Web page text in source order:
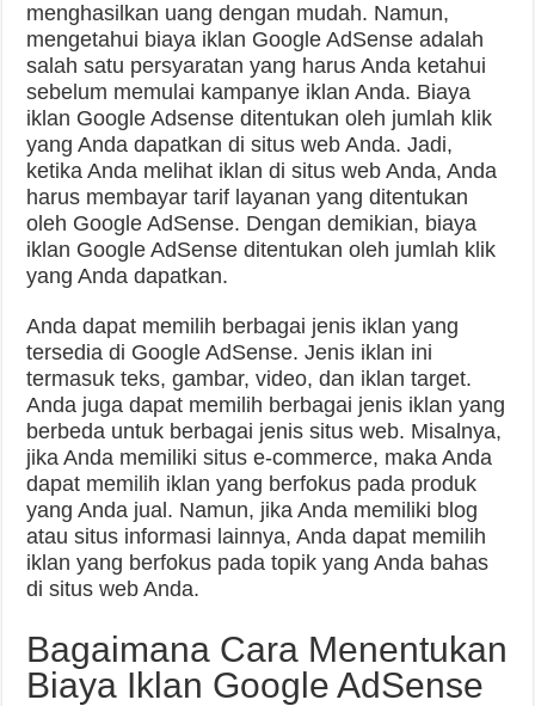
menghasilkan uang dengan mudah. Namun,
mengetahui biaya iklan Google AdSense adalah
salah satu persyaratan yang harus Anda ketahui
sebelum memulai kampanye iklan Anda. Biaya
iklan Google Adsense ditentukan oleh jumlah klik
yang Anda dapatkan di situs web Anda. Jadi,
ketika Anda melihat iklan di situs web Anda, Anda
harus membayar tarif layanan yang ditentukan
oleh Google AdSense. Dengan demikian, biaya
iklan Google AdSense ditentukan oleh jumlah klik
yang Anda dapatkan.
Anda dapat memilih berbagai jenis iklan yang
tersedia di Google AdSense. Jenis iklan ini
termasuk teks, gambar, video, dan iklan target.
Anda juga dapat memilih berbagai jenis iklan yang
berbeda untuk berbagai jenis situs web. Misalnya,
jika Anda memiliki situs e-commerce, maka Anda
dapat memilih iklan yang berfokus pada produk
yang Anda jual. Namun, jika Anda memiliki blog
atau situs informasi lainnya, Anda dapat memilih
iklan yang berfokus pada topik yang Anda bahas
di situs web Anda.
Bagaimana Cara Menentukan
Biaya Iklan Google AdSense